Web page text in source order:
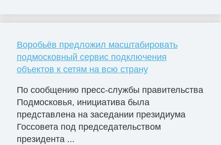
Воробьёв предложил масштабировать
подмосковный сервис подключения
объектов к сетям на всю страну
По сообщению пресс-службы правительства
Подмосковья, инициатива была
представлена на заседании президиума
Госсовета под председательством
президента ...